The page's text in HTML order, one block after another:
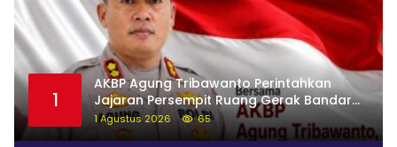
1
AKBP Agung Tribawanto Perintahkan
Jajaran Persempit Ruang Gerak Bandar
Narkoba di Pasaman Barat
1 Agustus 2026 65